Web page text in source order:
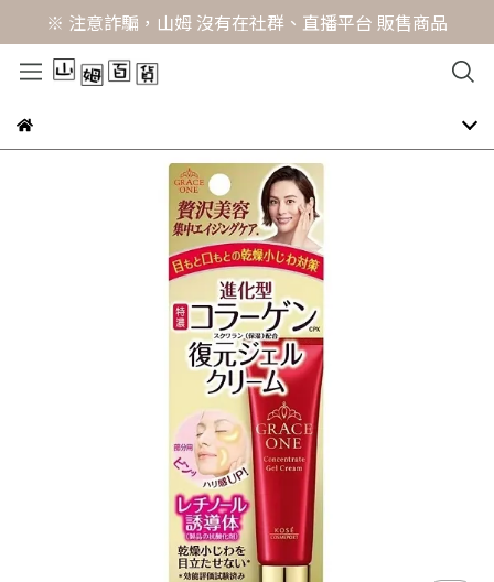
※ 注意詐騙，山姆 沒有在社群、直播平台 販售商品